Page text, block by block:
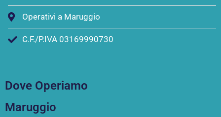
Operativi a Maruggio
C.F./P.IVA 03169990730
Dove Operiamo
Maruggio